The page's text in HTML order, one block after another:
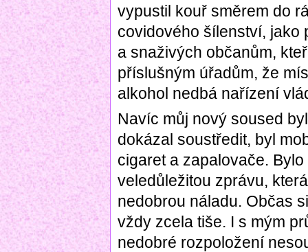
vypustil kouř směrem do
covidového šílenství, jako
a snaživých občanům,
příslušným úřadům, že
alkohol nedbá nařízení
Navíc můj nový soused
dokázal soustředit, byl
cigaret a zapalovače.
veledůležitou zprávu,
nedobrou náladu. Občas
vždy zcela tiše. I s mým
nedobré rozpoložení